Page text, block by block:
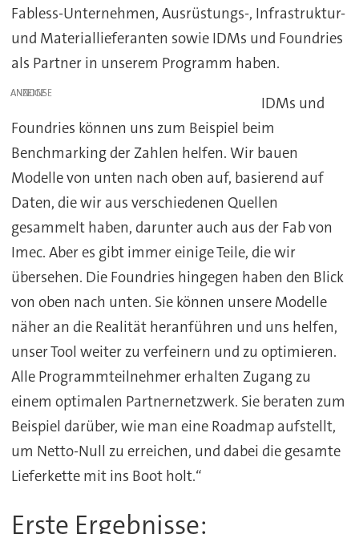
Fabless-Unternehmen, Ausrüstungs-, Infrastruktur-
und Materiallieferanten sowie IDMs und Foundries
als Partner in unserem Programm haben.
ANZEIGE
IDMs und
Foundries können uns zum Beispiel beim
Benchmarking der Zahlen helfen. Wir bauen
Modelle von unten nach oben auf, basierend auf
Daten, die wir aus verschiedenen Quellen
gesammelt haben, darunter auch aus der Fab von
Imec. Aber es gibt immer einige Teile, die wir
übersehen. Die Foundries hingegen haben den Blick
von oben nach unten. Sie können unsere Modelle
näher an die Realität heranführen und uns helfen,
unser Tool weiter zu verfeinern und zu optimieren.
Alle Programmteilnehmer erhalten Zugang zu
einem optimalen Partnernetzwerk. Sie beraten zum
Beispiel darüber, wie man eine Roadmap aufstellt,
um Netto-Null zu erreichen, und dabei die gesamte
Lieferkette mit ins Boot holt.“
Erste Ergebnisse: